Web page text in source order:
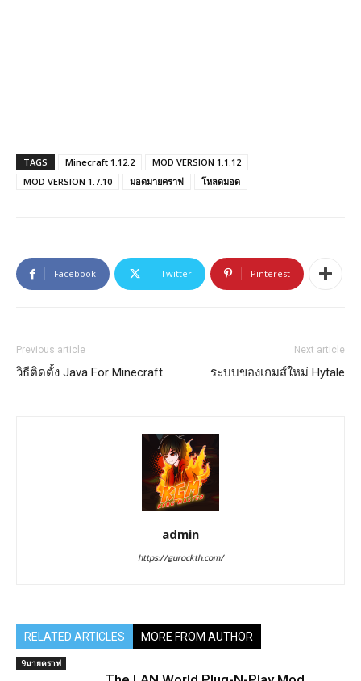
TAGS Minecraft 1.12.2
MOD VERSION 1.1.12
MOD VERSION 1.7.10
มอดมายคราฟ โหลดมอด
Facebook Twitter Pinterest
Previous article
วิธีติดตั้ง Java For Minecraft
Next article
ระบบของเกมส์ใหม่ Hytale
admin
https://gurockth.com/
RELATED ARTICLES MORE FROM AUTHOR
9มายคราฟ